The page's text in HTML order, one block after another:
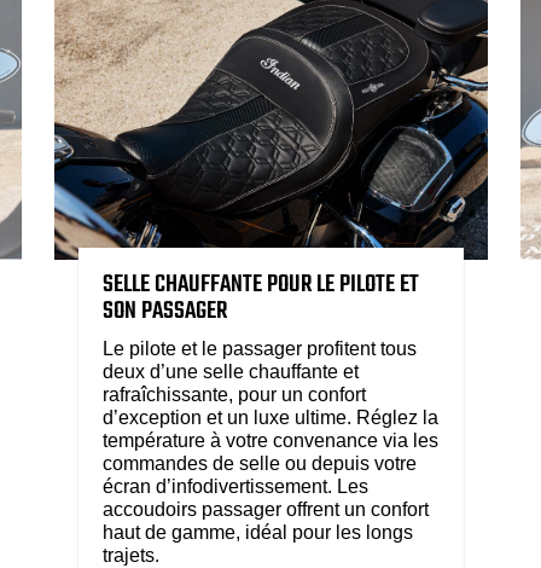
SELLE CHAUFFANTE POUR LE PILOTE ET
SON PASSAGER
Le pilote et le passager profitent tous
deux d’une selle chauffante et
rafraîchissante, pour un confort
d’exception et un luxe ultime. Réglez la
température à votre convenance via les
commandes de selle ou depuis votre
écran d’infodivertissement. Les
accoudoirs passager offrent un confort
haut de gamme, idéal pour les longs
trajets.